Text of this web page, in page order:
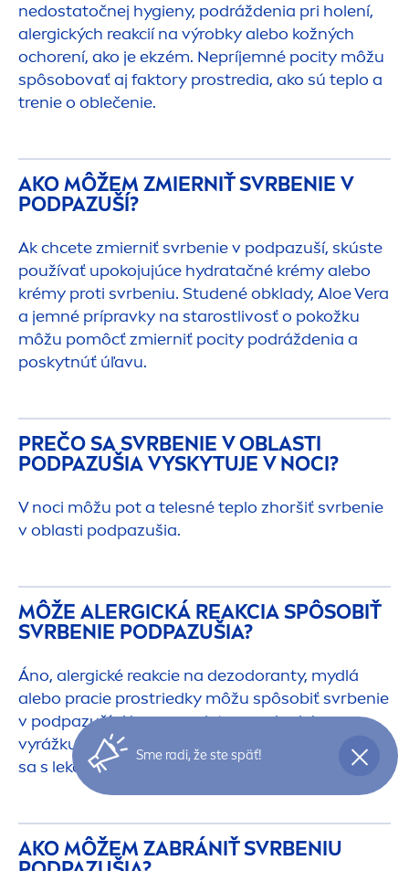
nedostatočnej hygieny, podráždenia pri holení,
alergických reakcií na výrobky alebo kožných
ochorení, ako je ekzém. Nepríjemné pocity môžu
spôsobovať aj faktory prostredia, ako sú teplo a
trenie o oblečenie.
AKO MÔŽEM ZMIERNIŤ SVRBENIE V
PODPAZUŠÍ?
Ak chcete zmierniť svrbenie v podpazuší, skúste
používať upokojujúce hydratačné krémy alebo
krémy proti svrbeniu. Studené obklady, Aloe Vera
a jemné prípravky na starostlivosť o pokožku
môžu pomôcť zmierniť pocity podráždenia a
poskytnúť úľavu.
PREČO SA SVRBENIE V OBLASTI
PODPAZUŠIA VYSKYTUJE V NOCI?
V noci môžu pot a telesné teplo zhoršiť svrbenie
v oblasti podpazušia.
MÔŽE ALERGICKÁ REAKCIA SPÔSOBIŤ
SVRBENIE PODPAZUŠIA?
Áno, alergické reakcie na dezodoranty, mydlá
alebo pracie prostriedky môžu spôsobiť svrbenie
v podpazuší. Ak spozorujete opuch alebo
vyrážku, prestaňte výrobok používať a poraďte
sa s lekárom.
AKO MÔŽEM ZABRÁNIŤ SVRBENIU
Sme radi, že ste späť!